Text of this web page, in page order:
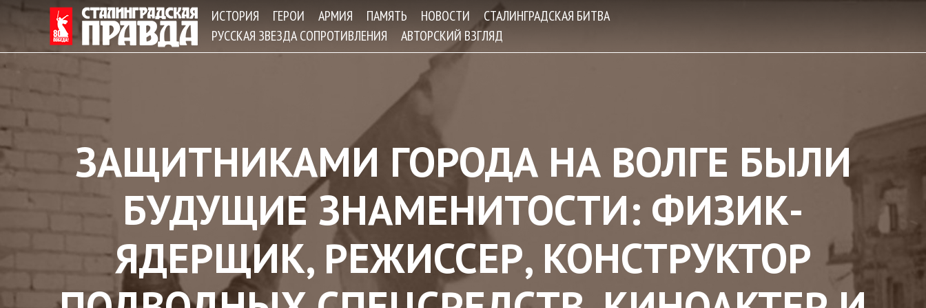
Jump to navigation
ИСТОРИЯ ГЕРОИ АРМИЯ ПАМЯТЬ НОВОСТИ
СТАЛИНГРАДСКАЯ БИТВА
РУССКАЯ ЗВЕЗДА СОПРОТИВЛЕНИЯ
АВТОРСКИЙ ВЗГЛЯД
ЗАЩИТНИКАМИ ГОРОДА НА ВОЛГЕ БЫЛИ
БУДУЩИЕ ЗНАМЕНИТОСТИ: ФИЗИК-
ЯДЕРЩИК, РЕЖИССЕР, КОНСТРУКТОР